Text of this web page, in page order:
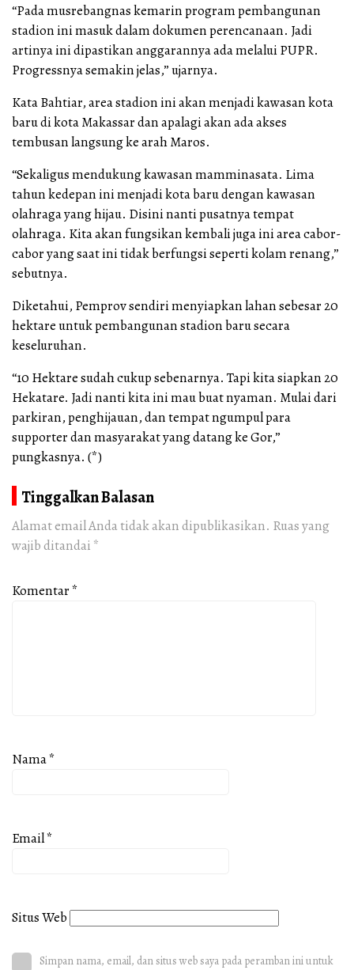
“Pada musrebangnas kemarin program pembangunan
stadion ini masuk dalam dokumen perencanaan. Jadi
artinya ini dipastikan anggarannya ada melalui PUPR.
Progressnya semakin jelas,” ujarnya.
Kata Bahtiar, area stadion ini akan menjadi kawasan kota
baru di kota Makassar dan apalagi akan ada akses
tembusan langsung ke arah Maros.
“Sekaligus mendukung kawasan mamminasata. Lima
tahun kedepan ini menjadi kota baru dengan kawasan
olahraga yang hijau. Disini nanti pusatnya tempat
olahraga. Kita akan fungsikan kembali juga ini area cabor-
cabor yang saat ini tidak berfungsi seperti kolam renang,”
sebutnya.
Diketahui, Pemprov sendiri menyiapkan lahan sebesar 20
hektare untuk pembangunan stadion baru secara
keseluruhan.
“10 Hektare sudah cukup sebenarnya. Tapi kita siapkan 20
Hekatare. Jadi nanti kita ini mau buat nyaman. Mulai dari
parkiran, penghijauan, dan tempat ngumpul para
supporter dan masyarakat yang datang ke Gor,”
pungkasnya. (*)
Tinggalkan Balasan
Alamat email Anda tidak akan dipublikasikan. Ruas yang
wajib ditandai *
Komentar*
Nama*
Email*
Situs Web
Simpan nama, email, dan situs web saya pada peramban ini untuk